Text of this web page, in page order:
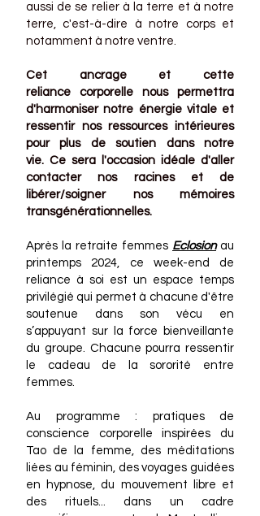
aussi de se relier à la terre et à notre
terre, c'est-à-dire à notre corps et
notamment à notre ventre.
Cet ancrage et cette
reliance corporelle nous permettra
d'harmoniser notre énergie vitale et
ressentir nos ressources intérieures
pour plus de soutien dans notre
vie. Ce sera l'occasion idéale d'aller
contacter nos racines et de
libérer/soigner nos mémoires
transgénérationnelles.
Après la retraite femmes Eclosion au
printemps 2024, ce week-end de
reliance à soi est un espace temps
privilégié qui permet à chacune d'être
soutenue dans son vécu en
s’appuyant sur la force bienveillante
du groupe. Chacune pourra ressentir
le cadeau de lasororité entre
femmes.
Au programme : pratiques de
conscience corporelle inspirées du
Tao de la femme, des méditations
liées au féminin, des voyages guidées
en hypnose, du mouvement libre et
des rituels... dans un cadre